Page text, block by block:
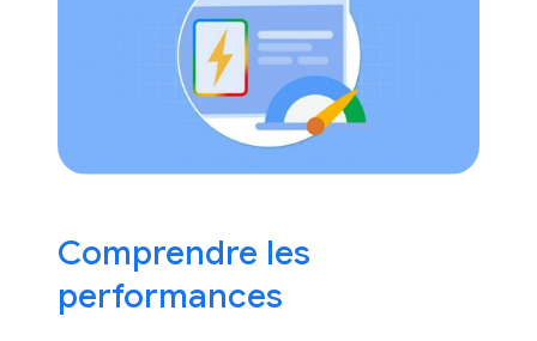
Comprendre les
performances